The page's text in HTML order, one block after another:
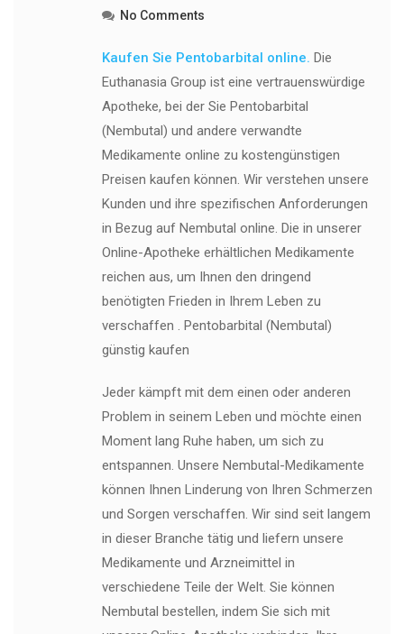
No Comments
Kaufen Sie Pentobarbital online. Die
Euthanasia Group ist eine vertrauenswürdige
Apotheke, bei der Sie Pentobarbital
(Nembutal) und andere verwandte
Medikamente online zu kostengünstigen
Preisen kaufen können. Wir verstehen unsere
Kunden und ihre spezifischen Anforderungen
in Bezug auf Nembutal online. Die in unserer
Online-Apotheke erhältlichen Medikamente
reichen aus, um Ihnen den dringend
benötigten Frieden in Ihrem Leben zu
verschaffen . Pentobarbital (Nembutal)
günstig kaufen
Jeder kämpft mit dem einen oder anderen
Problem in seinem Leben und möchte einen
Moment lang Ruhe haben, um sich zu
entspannen. Unsere Nembutal-Medikamente
können Ihnen Linderung von Ihren Schmerzen
und Sorgen verschaffen. Wir sind seit langem
in dieser Branche tätig und liefern unsere
Medikamente und Arzneimittel in
verschiedene Teile der Welt. Sie können
Nembutal bestellen, indem Sie sich mit